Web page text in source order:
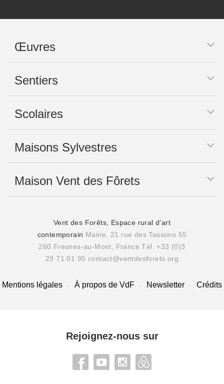
Œuvres
Sentiers
Scolaires
Maisons Sylvestres
Maison Vent des Fôrets
Vent des Forêts, Espace rural d’art
contemporain Mairie, 21 rue des Tassons 55
260 Fresnes-au-Mont, France Tél. +33 (0)3
29 71 01 95 contact@ventdesforets.org
Mentions légales À propos de VdF Newsletter Crédits
Rejoignez-nous sur